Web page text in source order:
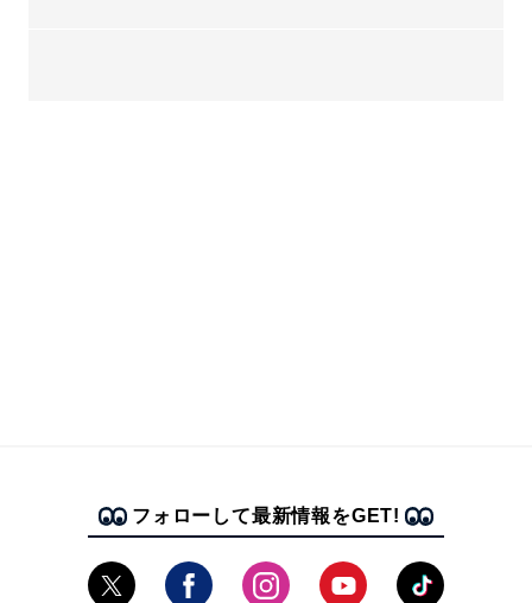
フォローして最新情報をGET!